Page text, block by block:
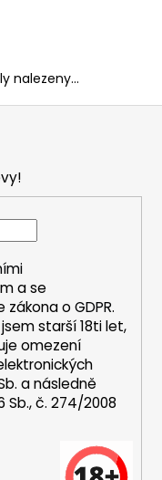
nalezeny...
a se
zákona oGDPR.
jsem starší 18ti let,
omezení
a následně
Sb., č. 274/2008